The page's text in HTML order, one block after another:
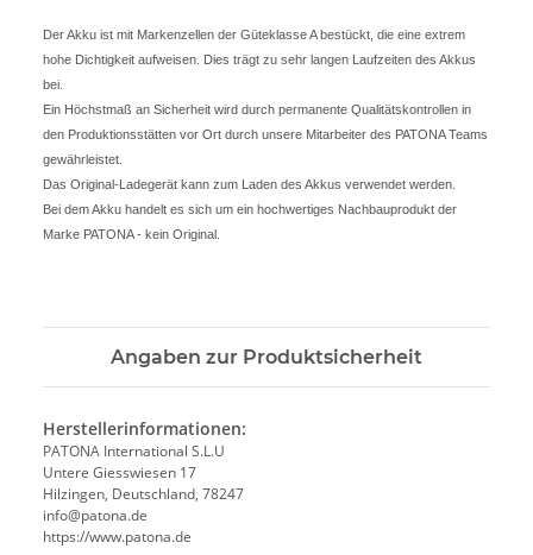
Der Akku ist mit Markenzellen der Güteklasse A bestückt, die eine extrem
hohe Dichtigkeit aufweisen. Dies trägt zu sehr langen Laufzeiten des Akkus
bei.
Ein Höchstmaß an Sicherheit wird durch permanente Qualitätskontrollen in
den Produktionsstätten vor Ort durch unsere Mitarbeiter des PATONA Teams
gewährleistet.
Das Original-Ladegerät kann zum Laden des Akkus verwendet werden.
Bei dem Akku handelt es sich um ein hochwertiges Nachbauprodukt der
Marke PATONA - kein Original.
Angaben zur Produktsicherheit
Herstellerinformationen:
PATONA International S.L.U
Untere Giesswiesen 17
Hilzingen, Deutschland, 78247
info@patona.de
https://www.patona.de